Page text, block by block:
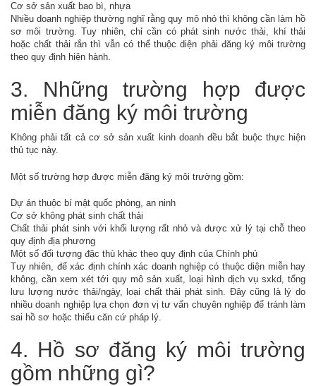
Cơ sở sản xuất bao bì, nhựa
Nhiều doanh nghiệp thường nghĩ rằng quy mô nhỏ thì không cần làm hồ
sơ môi trường. Tuy nhiên, chỉ cần có phát sinh nước thải, khí thải
hoặc chất thải rắn thì vẫn có thể thuộc diện phải đăng ký môi trường
theo quy định hiện hành.
3. Những trường hợp được
miễn đăng ký môi trường
Không phải tất cả cơ sở sản xuất kinh doanh đều bắt buộc thực hiện
thủ tục này.
Một số trường hợp được miễn đăng ký môi trường gồm:
Dự án thuộc bí mật quốc phòng, an ninh
Cơ sở không phát sinh chất thải
Chất thải phát sinh với khối lượng rất nhỏ và được xử lý tại chỗ theo
quy định địa phương
Một số đối tượng đặc thù khác theo quy định của Chính phủ
Tuy nhiên, để xác định chính xác doanh nghiệp có thuộc diện miễn hay
không, cần xem xét tới quy mô sản xuất, loại hình dịch vụ sxkd, tổng
lưu lượng nước thải/ngày, loại chất thải phát sinh. Đây cũng là lý do
nhiều doanh nghiệp lựa chọn đơn vị tư vấn chuyên nghiệp để tránh làm
sai hồ sơ hoặc thiếu căn cứ pháp lý.
4. Hồ sơ đăng ký môi trường
gồm những gì?